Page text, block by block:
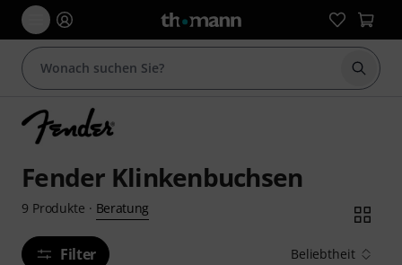
Suche
Fender Klinkenbuchsen
9 Produkte · Beratung
Filter Beliebtheit